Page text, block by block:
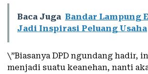
Baca Juga Bandar Lampung
Jadi Inspirasi Peluang Usaha
\”Biasanya DPD ngundang hadir,
menjadi suatu keanehan, nanti